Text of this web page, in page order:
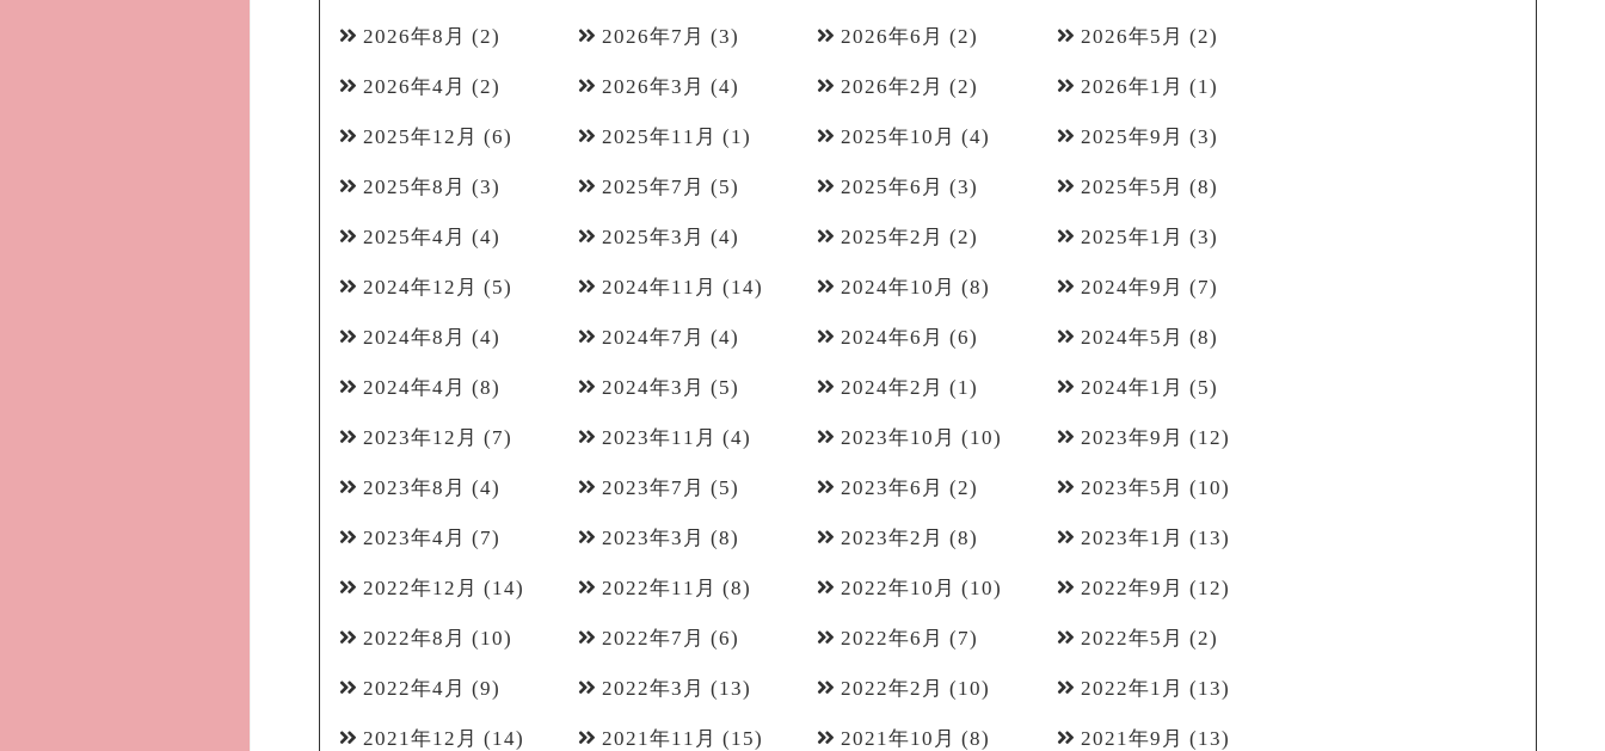
2026年8月 (2) 2026年7月 (3) 2026年6月 (2) 2026年5月 (2)
2026年4月 (2) 2026年3月 (4) 2026年2月 (2) 2026年1月 (1)
2025年12月 (6) 2025年11月 (1) 2025年10月 (4) 2025年9月 (3)
2025年8月 (3) 2025年7月 (5) 2025年6月 (3) 2025年5月 (8)
2025年4月 (4) 2025年3月 (4) 2025年2月 (2) 2025年1月 (3)
2024年12月 (5) 2024年11月 (14) 2024年10月 (8) 2024年9月 (7)
2024年8月 (4) 2024年7月 (4) 2024年6月 (6) 2024年5月 (8)
2024年4月 (8) 2024年3月 (5) 2024年2月 (1) 2024年1月 (5)
2023年12月 (7) 2023年11月 (4) 2023年10月 (10) 2023年9月 (12)
2023年8月 (4) 2023年7月 (5) 2023年6月 (2) 2023年5月 (10)
2023年4月 (7) 2023年3月 (8) 2023年2月 (8) 2023年1月 (13)
2022年12月 (14) 2022年11月 (8) 2022年10月 (10) 2022年9月 (12)
2022年8月 (10) 2022年7月 (6) 2022年6月 (7) 2022年5月 (2)
2022年4月 (9) 2022年3月 (13) 2022年2月 (10) 2022年1月 (13)
2021年12月 (14) 2021年11月 (15) 2021年10月 (8) 2021年9月 (13)